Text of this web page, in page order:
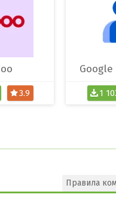
3.9 1
Правила